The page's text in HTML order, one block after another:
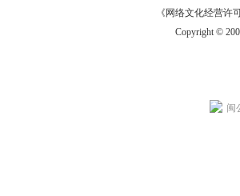
《网络文化经营许
Copyright ©
闽